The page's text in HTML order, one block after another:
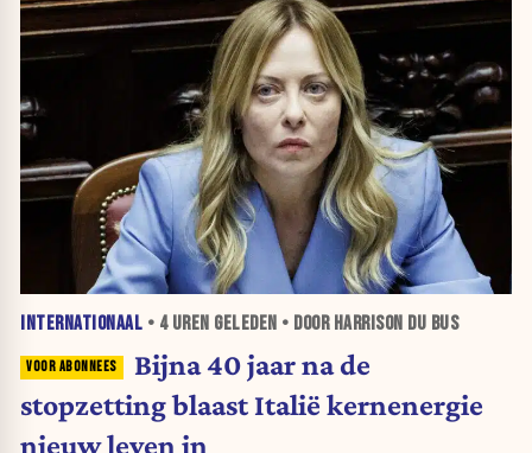
INTERNATIONAAL • 4 UREN GELEDEN • DOOR HARRISON DU BUS
Bijna 40 jaar na de
stopzetting blaast Italië kernenergie
nieuw leven in